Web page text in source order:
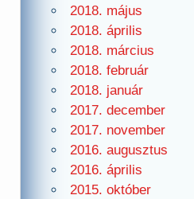
2018. május
2018. április
2018. március
2018. február
2018. január
2017. december
2017. november
2016. augusztus
2016. április
2015. október